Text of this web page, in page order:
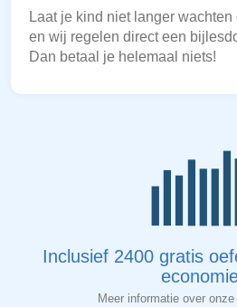
Laat je kind niet langer wachten
en wij regelen direct een
Dan betaal je helemaal niets!
Inclusief 2400 gratis
Meer informatie over